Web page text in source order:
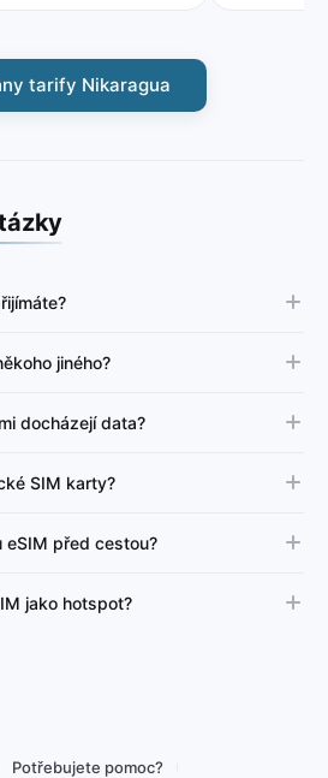
tarify Nikaragua
jiného?
docházejí data?
SIM karty?
eSIM před cestou?
jako hotspot?
Potřebujete pomoc?